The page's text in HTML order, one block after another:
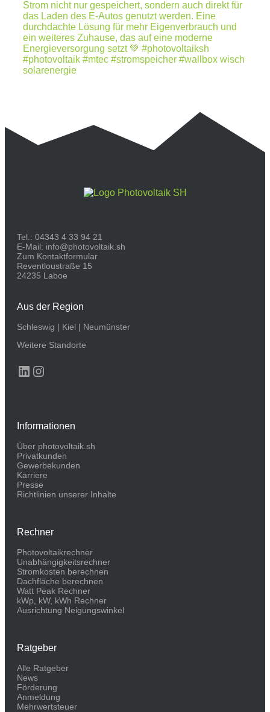
Tel.: 04343 4 33 94 21
E-Mail: info@photovoltaik.sh
Zum Kontaktformular
Reventloustraße 15
24235 Laboe
Aus der Region
Schleswig | Kiel | Neumünster
Weitere Standorte
LinkedIn
Instagram
Informationen
Über photovoltaik.sh
Privatkunden
Gewerbekunden
Karriere
Presse
Richtlinien unserer Inhalte
Rechner
Photovoltaikrechner
Unabhängigkeitsrechner
Stromkosten berechnen
Dachfläche berechnen
Watt Peak Rechner
kWp, kW, kWh Rechner
Ausrichtung Neigungswinkel
Ratgeber
Alle Ratgeber
News
Förderung
Anmeldung
Mehrwertsteuer